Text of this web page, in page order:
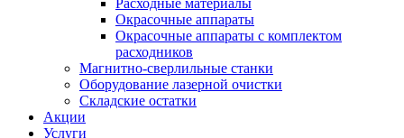
Расходные материалы
Окрасочные аппараты
Окрасочные аппараты с комплектом
расходников
Магнитно-сверлильные станки
Оборудование лазерной очистки
Складские остатки
Акции
Услуги